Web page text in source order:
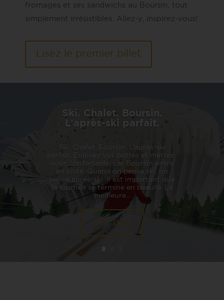
fromages et ses sandwichs au Boursin, tout
simplement irrésistibles. Allez-y, inspirez-vous!
Lisez le premier billet
Ski. Chalet. Boursin.
L’après-ski parfait.
Ski. Chalet. Boursin. L’après-ski
parfait. Enlevez vos bottes et mettez-
vous confortable, car Boursin entre
en piste. Quand on pense ski, on
pense après-ski. Il est important que
la journée se termine en beauté. La
meilleure...
Lire plus